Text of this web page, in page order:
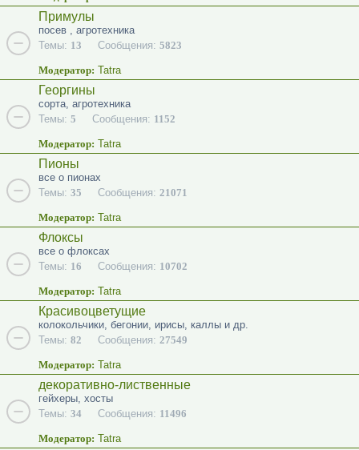
Примулы
посев , агротехника
Темы: 13 Сообщения: 5823
Модератор: Tatra
Георгины
сорта, агротехника
Темы: 5 Сообщения: 1152
Модератор: Tatra
Пионы
все о пионах
Темы: 35 Сообщения: 21071
Модератор: Tatra
Флоксы
все о флоксах
Темы: 16 Сообщения: 10702
Модератор: Tatra
Красивоцветущие
колокольчики, бегонии, ирисы, каллы и др.
Темы: 82 Сообщения: 27549
Модератор: Tatra
декоративно-лиственные
гейхеры, хосты
Темы: 34 Сообщения: 11496
Модератор: Tatra